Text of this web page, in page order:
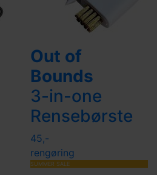
Out of
Bounds
3-in-one
Rensebørste
45,-
rengøring
SUMMER SALE